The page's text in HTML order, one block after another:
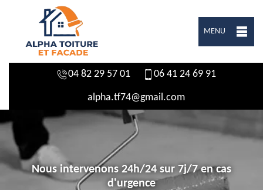
MENU
04 82 29 57 01 06 41 24 69 91
alpha.tf74@gmail.com
Nous intervenons 24h/24 sur 7j/7 en cas
d'urgence